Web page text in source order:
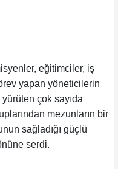
eğitimciler, iş
yapan yöneticilerin
çok sayıda
mezunların bir
sağladığı güçlü
serdi.